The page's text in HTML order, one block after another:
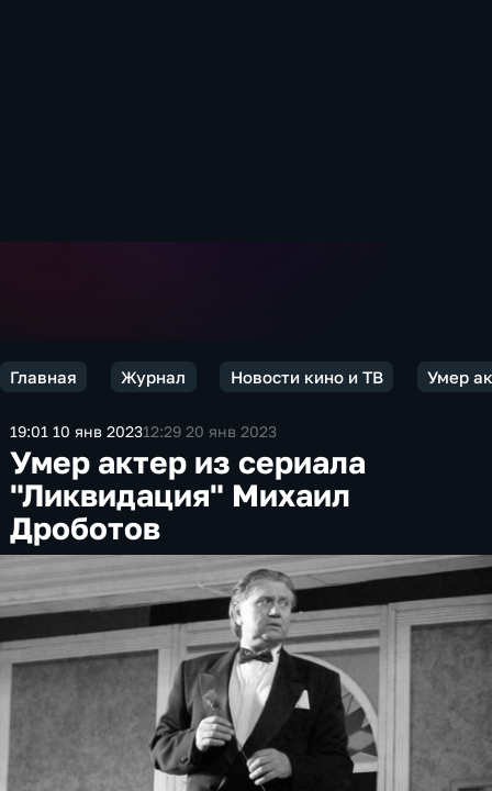
Главная Журнал Новости кино и ТВ Умер
19:01 10 янв 202312:29 20 янв 2023
Умер актер из сериала
"Ликвидация" Михаил
Дроботов